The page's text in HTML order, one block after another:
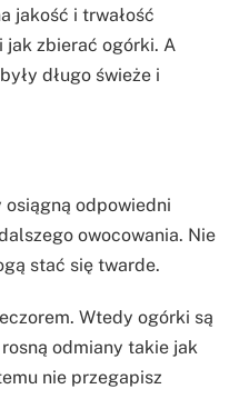
jakość i trwałość
jak zbierać ogórki. A
długo świeże i
odpowiedni
owocowania. Nie
stać się twarde.
Wtedy ogórki są
odmiany takie jak
nie przegapisz